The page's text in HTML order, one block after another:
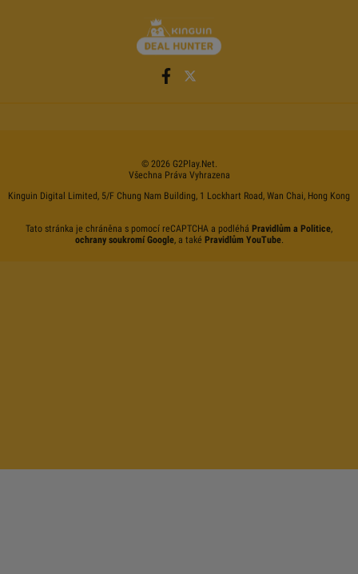
© 2026 G2Play.net.
Všechna Práva Vyhrazena
Kinguin Digital Limited, 5/F Chung Nam Building, 1 Lockhart Road, Wan Chai, Hong Kong
Tato stránka je chráněna s pomocí reCAPTCHA a podléhá Pravidlům a Politice,
ochrany soukromí Google, a také Pravidlům YouTube.